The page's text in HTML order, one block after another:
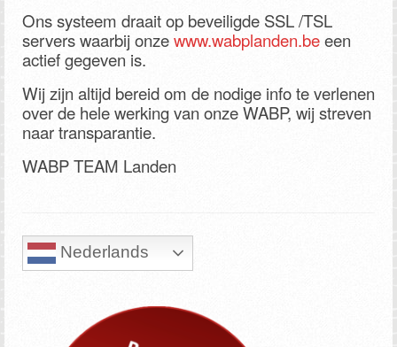
Ons systeem draait op beveiligde SSL /TSL
servers waarbij onzewww.wabplanden.beeen
actief gegeven is.
Wij zijn altijd bereid om de nodige info te verlenen
over de hele werking van onze WABP, wij streven
naar transparantie.
WABP TEAM Landen
Nederlands